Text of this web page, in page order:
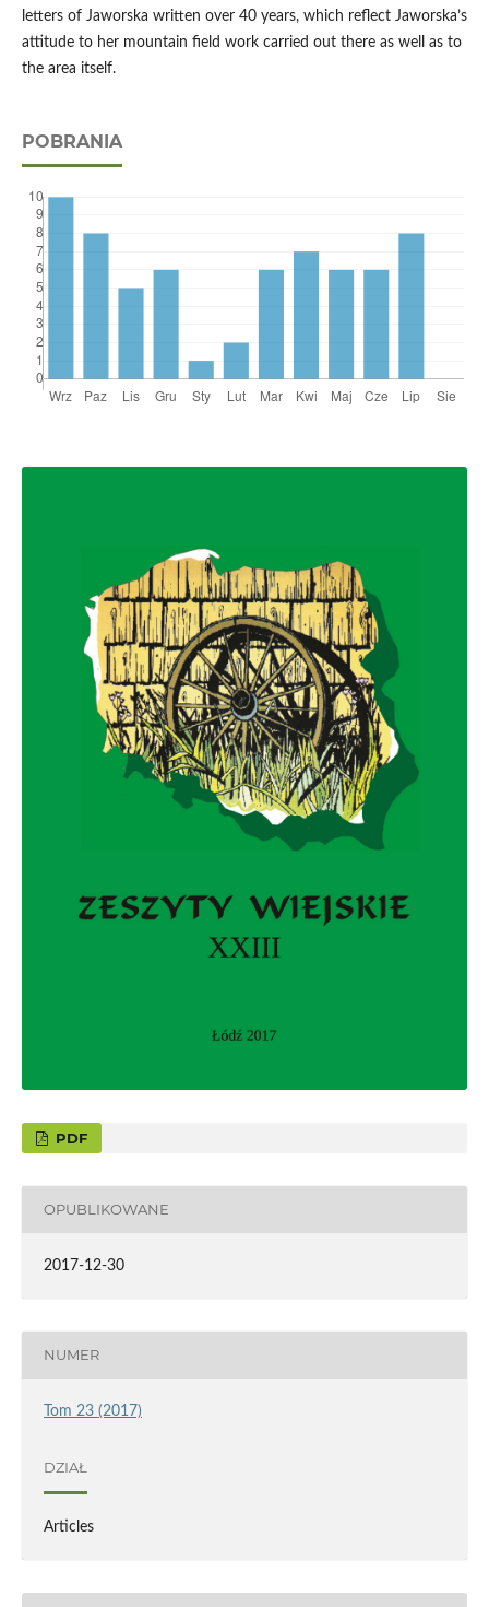
letters of Jaworska written over 40 years, which reflect Jaworska’s
attitude to her mountain field work carried out there as well as to
the area itself.
POBRANIA
PDF
OPUBLIKOWANE
2017-12-30
NUMER
Tom 23 (2017)
DZIAŁ
Articles